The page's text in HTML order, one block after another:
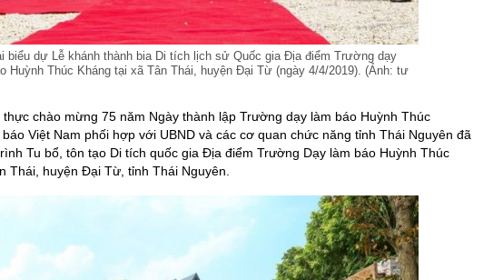
biểu dự Lễ khánh thành bia Di tích lịch sử Quốc gia Địa điểm Trường dạy
Huỳnh Thúc Kháng tại xã Tân Thái, huyện Đại Từ (ngày 4/4/2019). (Ảnh: tư
thực chào mừng 75 năm Ngày thành lập Trường dạy làm báo Huỳnh Thúc
Việt Nam phối hợp với UBND và các cơ quan chức năng tỉnh Thái Nguyên đã
Tu bổ, tôn tạo Di tích quốc gia Địa điểm Trường Dạy làm báo Huỳnh Thúc
Thái, huyện Đại Từ, tỉnh Thái Nguyên.